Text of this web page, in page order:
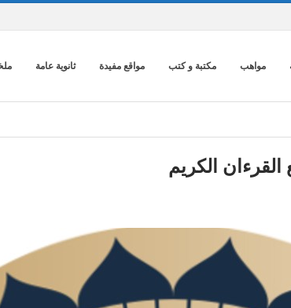
مواهب مكتبة و كتب مواقع مفيدة ثانوية عامة
الكريم